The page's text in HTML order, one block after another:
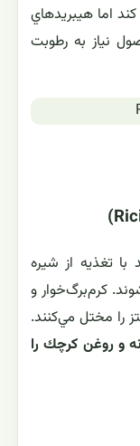
اما هيبريدهاي
نياز به رطوبت
تغذيه از شيره
كرم‌برگ‌خوار و
را مختل مي‌كنند.
و روغن كرچك را